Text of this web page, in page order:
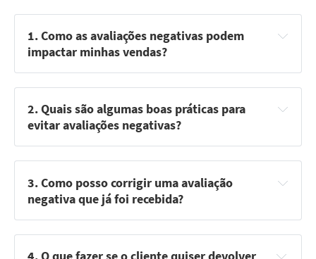
1. Como as avaliações negativas podem
impactar minhas vendas?
2. Quais são algumas boas práticas para
evitar avaliações negativas?
Conferência de Produtos: Verifique todos os produtos
antes de embalar e enviar.
Equipe de Envios: Tenha uma pessoa ou equipe
específica para conferir pedidos.
Ajuda Externa: Busque ajuda paga ou gratuita para
evitar sobrecarga.
3. Como posso corrigir uma avaliação
negativa que já foi recebida?
Respire Fundo: Não responda imediatamente. Espere
até estar calmo.
4. O que fazer se o cliente quiser devolver